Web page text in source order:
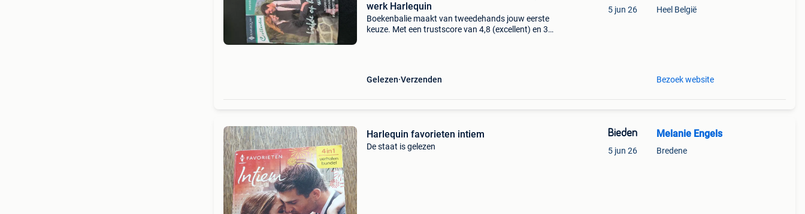
werk Harlequin
Boekenbalie maakt van tweedehands jouw eerste
keuze. Met een trustscore van 4,8 (excellent) en 30
Gelezen Verzenden
5 jun 26 Heel België
Bezoek website
Harlequin favorieten intiem
De staat is gelezen
Bieden
5 jun 26
Melanie Engels
Bredene